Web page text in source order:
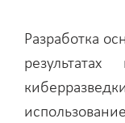
Разработка